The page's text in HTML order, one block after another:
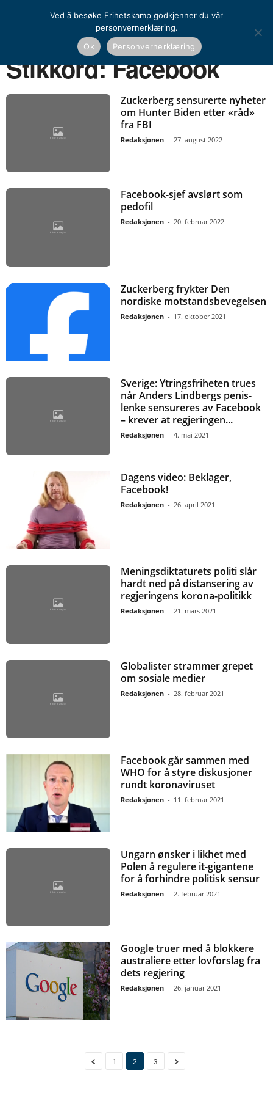
Facebook
Stikkord: Facebook
Zuckerberg sensurerte nyheter
om Hunter Biden etter «råd»
fra FBI
Redaksjonen - 27. august 2022
Facebook-sjef avslørt som
pedofil
Redaksjonen - 20. februar 2022
Zuckerberg frykter Den
nordiske motstandsbevegelsen
Redaksjonen - 17. oktober 2021
Sverige: Ytringsfriheten trues
når Anders Lindbergs penis-
lenke sensureres av Facebook
– krever at regjeringen...
Redaksjonen - 4. mai 2021
Dagens video: Beklager,
Facebook!
Redaksjonen - 26. april 2021
Meningsdiktaturets politi slår
hardt ned på distansering av
regjeringens korona-politikk
Redaksjonen - 21. mars 2021
Globalister strammer grepet
om sosiale medier
Redaksjonen - 28. februar 2021
Facebook går sammen med
WHO for å styre diskusjoner
rundt koronaviruset
Redaksjonen - 11. februar 2021
Ungarn ønsker i likhet med
Polen å regulere it-gigantene
for å forhindre politisk sensur
Redaksjonen - 2. februar 2021
Google truer med å blokkere
australiere etter lovforslag fra
dets regjering
Redaksjonen - 26. januar 2021
1 2 3
Ved å besøke Frihetskamp godkjenner du vår
personvernerklæring.
Ok
Personvernerklæring